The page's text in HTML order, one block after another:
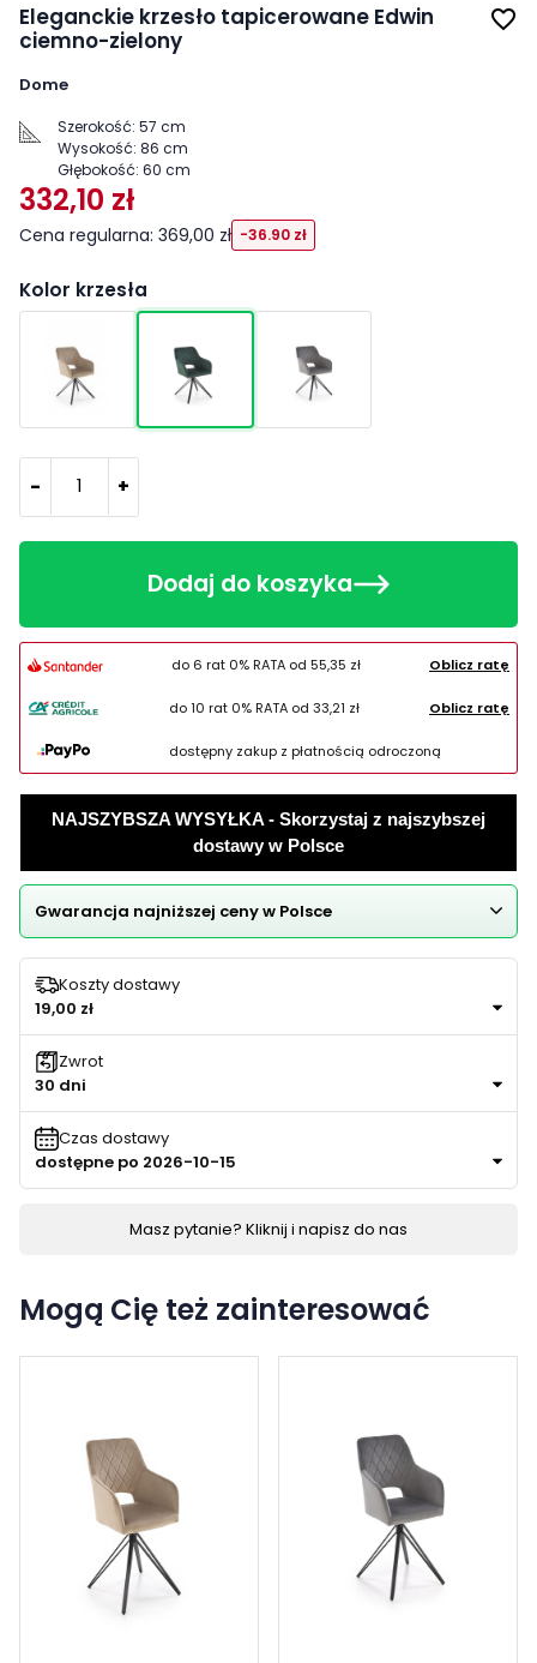
Eleganckie krzesło tapicerowane Edwin
ciemno-zielony
favorite_border
Dome
Szerokość: 57 cm
Wysokość: 86 cm
Głębokość: 60 cm
332,10 zł
Cena regularna: 369,00 zł -36.90 zł
Kolor krzesła
- +
Dodaj do koszyka
do 6 rat 0% RATA od55,35 zł Oblicz ratę
do 10 rat 0% RATA od 33,21 zł Oblicz ratę
dostępny zakup z płatnością odroczoną
NAJSZYBSZA WYSYŁKA - Skorzystaj z najszybszej
dostawy w Polsce
Gwarancja najniższej ceny w Polsce
Koszty dostawy
19,00 zł
Zwrot
30 dni
Czas dostawy
dostępne po 2026-10-15
Masz pytanie? Kliknij i napisz do nas
Mogą Cię też zainteresować